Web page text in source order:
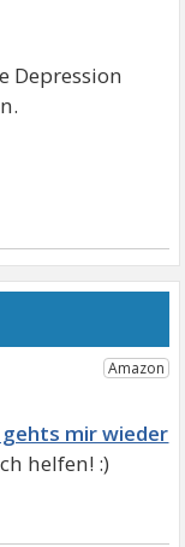
Depression
mir wieder